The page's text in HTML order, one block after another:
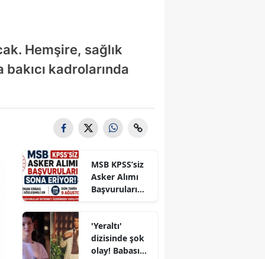
Hemşire, sağlık
kadrolarında
MSB KPSS’siz
Asker Alımı
Başvuruları
ve Sözleşmeli
Er İçin Son
Tarih 9
'Yeraltı'
dizisinde şok
olay! Babası